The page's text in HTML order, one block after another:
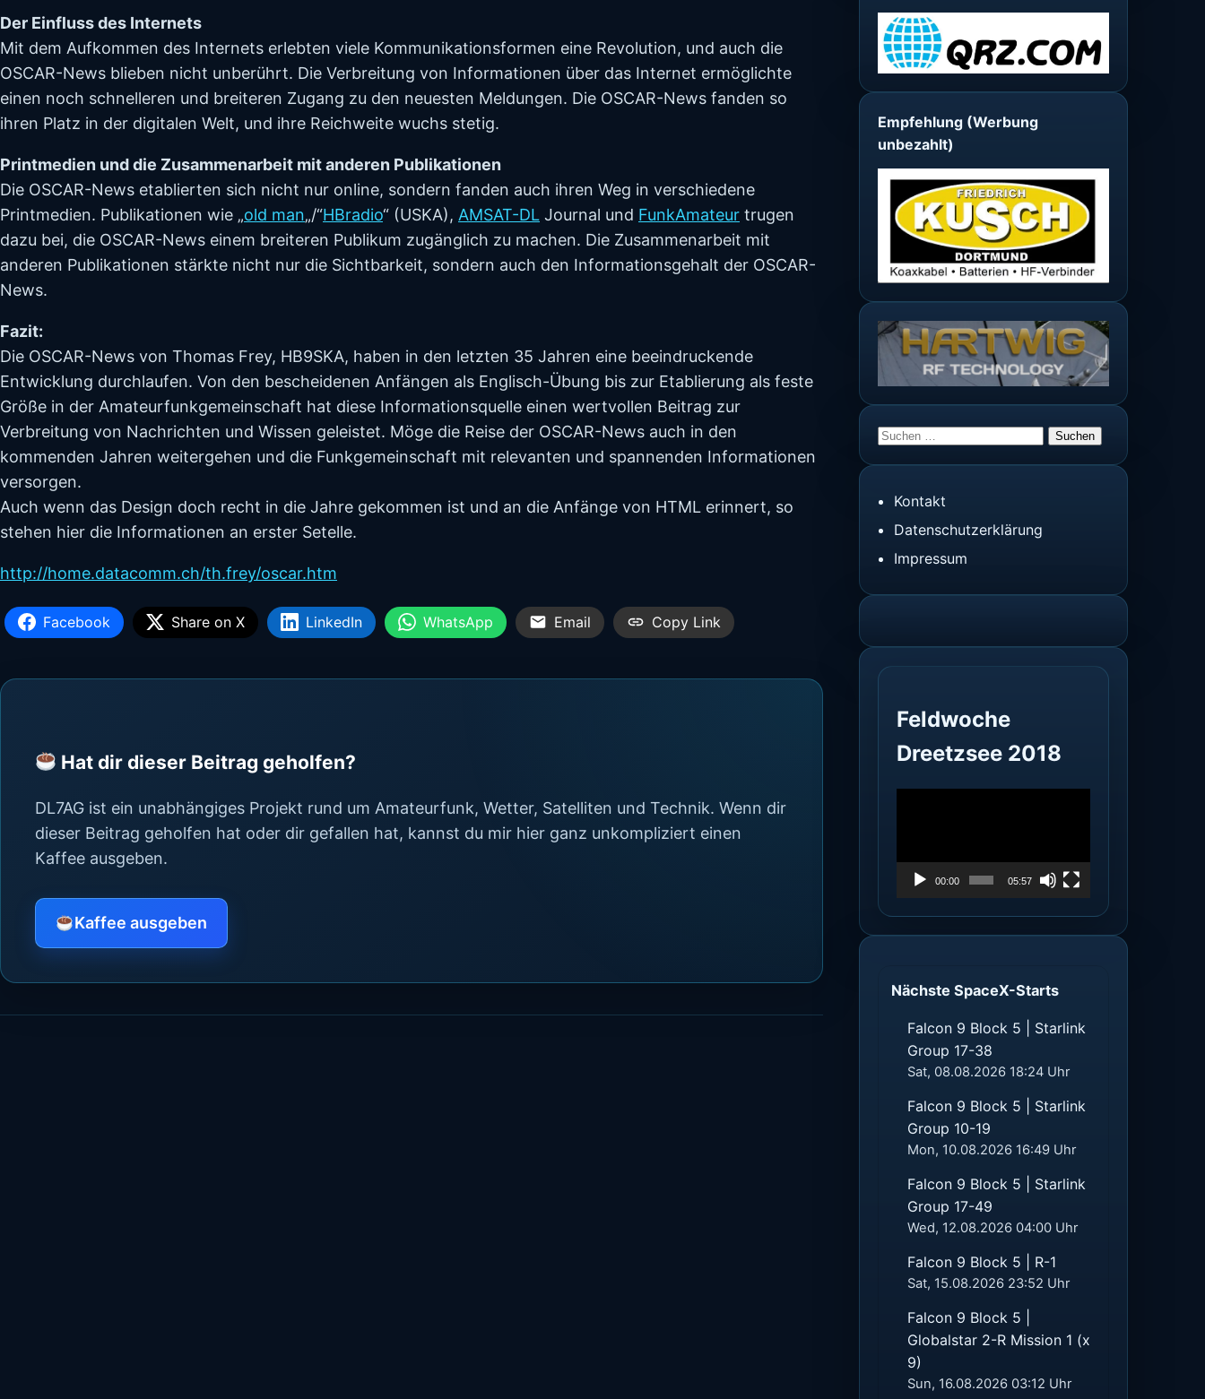
Der Einfluss des Internets
Mit dem Aufkommen des Internets erlebten viele Kommunikationsformen eine Revolution, und auch die
OSCAR-News blieben nicht unberührt. Die Verbreitung von Informationen über das Internet ermöglichte
einen noch schnelleren und breiteren Zugang zu den neuesten Meldungen. Die OSCAR-News fanden so
ihren Platz in der digitalen Welt, und ihre Reichweite wuchs stetig.
Printmedien und die Zusammenarbeit mit anderen Publikationen
Die OSCAR-News etablierten sich nicht nur online, sondern fanden auch ihren Weg in verschiedene
Printmedien. Publikationen wie „old man„/“HBradio“ (USKA), AMSAT-DL Journal und FunkAmateur trugen
dazu bei, die OSCAR-News einem breiteren Publikum zugänglich zu machen. Die Zusammenarbeit mit
anderen Publikationen stärkte nicht nur die Sichtbarkeit, sondern auch den Informationsgehalt der OSCAR-
News.
Fazit:
Die OSCAR-News von Thomas Frey, HB9SKA, haben in den letzten 35 Jahren eine beeindruckende
Entwicklung durchlaufen. Von den bescheidenen Anfängen als Englisch-Übung bis zur Etablierung als feste
Größe in der Amateurfunkgemeinschaft hat diese Informationsquelle einen wertvollen Beitrag zur
Verbreitung von Nachrichten und Wissen geleistet. Möge die Reise der OSCAR-News auch in den
kommenden Jahren weitergehen und die Funkgemeinschaft mit relevanten und spannenden Informationen
versorgen.
Auch wenn das Design doch recht in die Jahre gekommen ist und an die Anfänge von HTML erinnert, so
stehen hier die Informationen an erster Setelle.
http://home.datacomm.ch/th.frey/oscar.htm
Facebook Share on X LinkedIn WhatsApp Email Copy Link
Hat dir dieser Beitrag geholfen?
DL7AG ist ein unabhängiges Projekt rund um Amateurfunk, Wetter, Satelliten und Technik. Wenn dir
dieser Beitrag geholfen hat oder dir gefallen hat, kannst du mir hier ganz unkompliziert einen
Kaffee ausgeben.
Kaffee ausgeben
Empfehlung (Werbung
unbezahlt)
Suchen
Kontakt
Datenschutzerklärung
Impressum
Feldwoche
Dreetzsee 2018
00:00 05:57
Nächste SpaceX-Starts
Falcon 9 Block 5 | Starlink
Group 17-38
Sat, 08.08.2026 18:24 Uhr
Falcon 9 Block 5 | Starlink
Group 10-19
Mon, 10.08.2026 16:49 Uhr
Falcon 9 Block 5 | Starlink
Group 17-49
Wed, 12.08.2026 04:00 Uhr
Falcon 9 Block 5 | R-1
Sat, 15.08.2026 23:52 Uhr
Falcon 9 Block 5 |
Globalstar 2-R Mission 1 (x
9)
Sun, 16.08.2026 03:12 Uhr